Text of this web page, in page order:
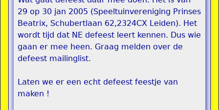
29 op 30 jan 2005 (Speeltuinvereniging Prinses
Beatrix, Schubertlaan 62,2324CX Leiden). Het
wordt tijd dat NE defeest leert kennen. Dus wie
gaan er mee heen. Graag melden over de
defeest mailinglist.
Laten we er een echt defeest feestje van
maken !